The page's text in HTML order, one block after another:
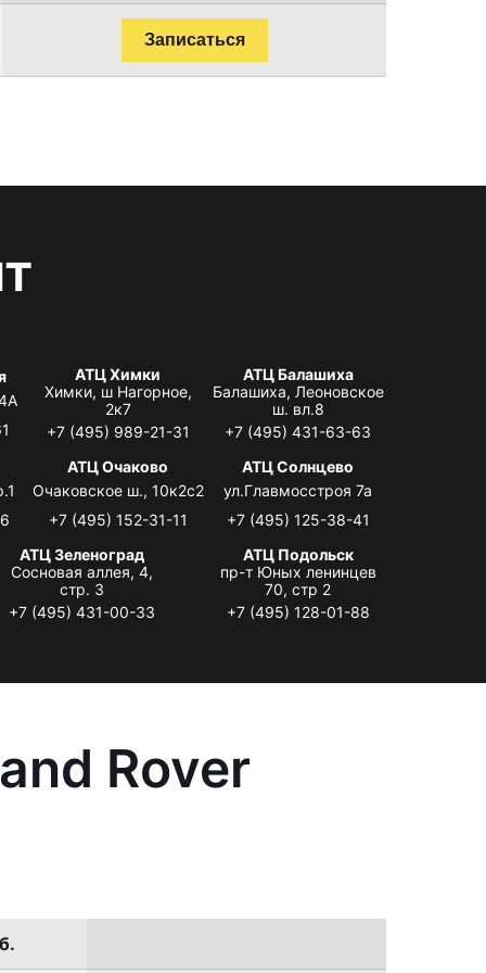
Записаться
АТЦ Химки
Химки, ш Нагорное,
2к7
+7 (495) 989-21-31
АТЦ Балашиха
Балашиха, Леоновское
ш. вл.8
+7 (495) 431-63-63
АТЦ Очаково
Очаковское ш., 10к2с2
+7 (495) 152-31-11
АТЦ Солнцево
ул.Главмосстроя 7а
+7 (495) 125-38-41
АТЦ Зеленоград
Сосновая аллея, 4,
стр. 3
+7 (495) 431-00-33
АТЦ Подольск
пр-т Юных ленинцев
70, стр 2
+7 (495) 128-01-88
Rover